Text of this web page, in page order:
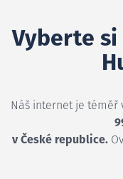
Vyberte
Náš internet je téměř
v České republice.